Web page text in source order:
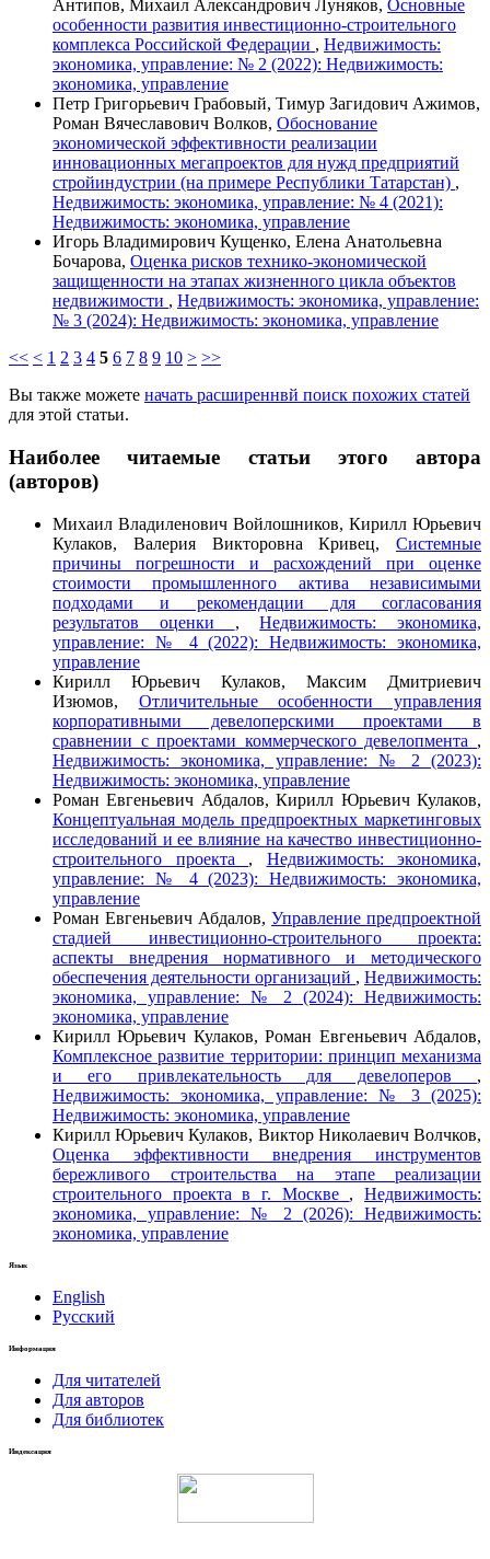
Антипов, Михаил Александрович Луняков, Основные
особенности развития инвестиционно-строительного
комплекса Российской Федерации , Недвижимость:
экономика, управление: № 2 (2022): Недвижимость:
экономика, управление
Петр Григорьевич Грабовый, Тимур Загидович Ажимов,
Роман Вячеславович Волков, Обоснование
экономической эффективности реализации
инновационных мегапроектов для нужд предприятий
стройиндустрии (на примере Республики Татарстан) ,
Недвижимость: экономика, управление: № 4 (2021):
Недвижимость: экономика, управление
Игорь Владимирович Кущенко, Елена Анатольевна
Бочарова, Оценка рисков технико-экономической
защищенности на этапах жизненного цикла объектов
недвижимости , Недвижимость: экономика, управление:
№ 3 (2024): Недвижимость: экономика, управление
<< < 1 2 3 4 5 6 7 8 9 10 > >>
Вы также можете начать расширеннвй поиск похожих статей
для этой статьи.
Наиболее читаемые статьи этого автора
(авторов)
Михаил Владиленович Войлошников, Кирилл Юрьевич
Кулаков, Валерия Викторовна Кривец, Системные
причины погрешности и расхождений при оценке
стоимости промышленного актива независимыми
подходами и рекомендации для согласования
результатов оценки ,Недвижимость: экономика,
управление: № 4 (2022): Недвижимость: экономика,
управление
Кирилл Юрьевич Кулаков, Максим Дмитриевич
Изюмов, Отличительные особенности управления
корпоративными девелоперскими проектами в
сравнении с проектами коммерческого девелопмента ,
Недвижимость: экономика, управление: № 2 (2023):
Недвижимость: экономика, управление
Роман Евгеньевич Абдалов, Кирилл Юрьевич Кулаков,
Концептуальная модель предпроектных маркетинговых
исследований и ее влияние на качество инвестиционно-
строительного проекта , Недвижимость: экономика,
управление: № 4 (2023): Недвижимость: экономика,
управление
Роман Евгеньевич Абдалов, Управление предпроектной
стадией инвестиционно-строительного проекта:
аспекты внедрения нормативного и методического
обеспечения деятельности организаций , Недвижимость:
экономика, управление: № 2 (2024): Недвижимость:
экономика, управление
Кирилл Юрьевич Кулаков, Роман Евгеньевич Абдалов,
Комплексное развитие территории: принцип механизма
и его привлекательность для девелоперов ,
Недвижимость: экономика, управление: № 3 (2025):
Недвижимость: экономика, управление
Кирилл Юрьевич Кулаков, Виктор Николаевич Волчков,
Оценка эффективности внедрения инструментов
бережливого строительства на этапе реализации
строительного проекта в г. Москве ,Недвижимость:
экономика, управление: № 2 (2026): Недвижимость:
экономика, управление
Язык
English
Русский
Информация
Для читателей
Для авторов
Для библиотек
Индексация